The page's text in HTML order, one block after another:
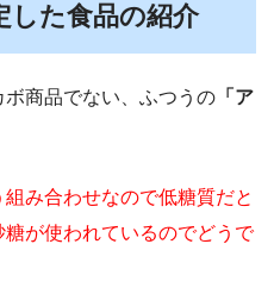
した食品の紹介
商品でない、ふつうの 「ア
組み合わせなので低糖質だと
が使われているのでどうで